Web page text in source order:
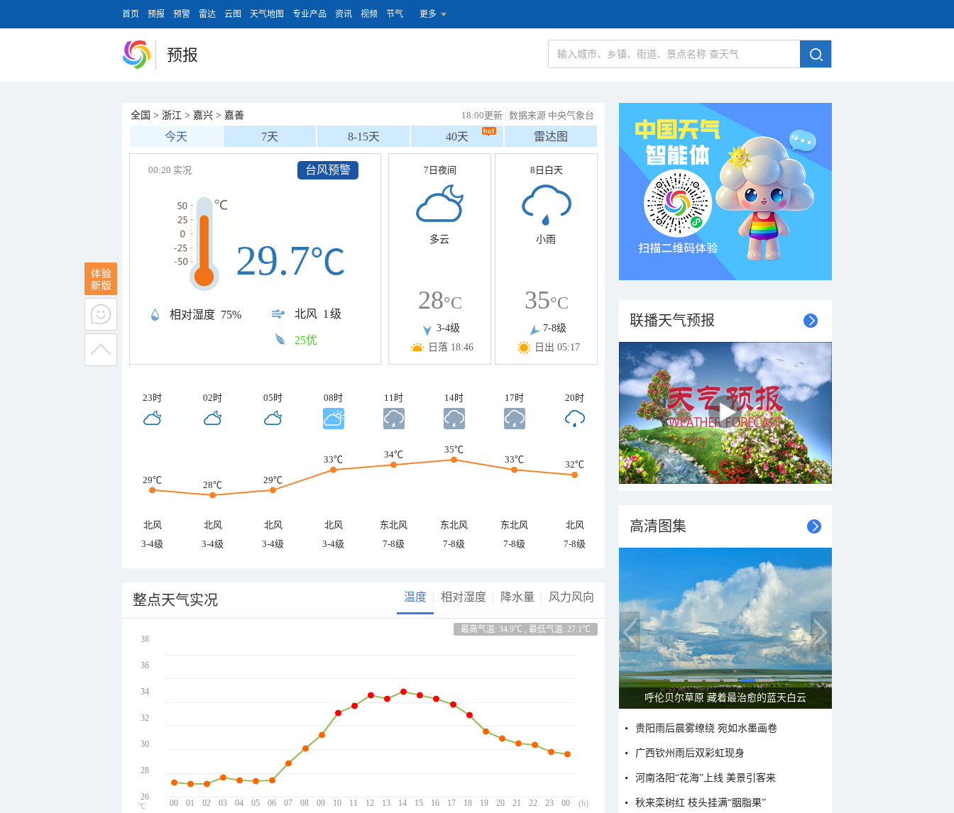
首页 预报 预警 雷达 云图 天气地图 专业产品 资讯 视频 节气 更多
预报
全国 > 浙江 > 嘉兴 > 嘉善 18:00更新 | 数据来源 中央气象台
今天 7天 8-15天 40天 雷达图
00:20 实况
相对湿度 75% 北风 1级
29.7℃
25优
台风预警 7日夜间
多云
28°C
3-4级
日落 18:46
8日白天
小雨
35°C
7-8级
日出 05:17
23时 02时 05时 08时 11时 14时 17时 20时
29℃ 28℃ 29℃
33℃ 34℃
35℃
33℃
32℃
北风 北风 北风 北风 东北风 东北风 东北风
北风
3-4级
3-4级 3-4级 3-4级 7-8级 7-8级 7-8级 7-8级
整点天气实况 温度 相对湿度 降水量 风力风向
最高气温: 34.9℃ , 最低气温: 27.1℃
00 01 02 03 04 05 06 07 08 09 10 11 12 13 14 15 16 17 18 19 20 21 22 23 00
38
36
34
32
30
28
26
(h)
℃
联播天气预报
高清图集
一组图感受水中消暑快乐瞬间
贵阳雨后晨雾缭绕 宛如水墨画卷
广西钦州雨后双彩虹现身
河南洛阳“花海”上线 美景引客来
秋来栾树红 枝头挂满“胭脂果”